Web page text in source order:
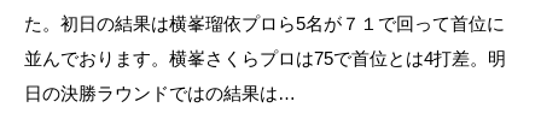
た。初日の結果は横峯瑠依プロら5名が７１で回って首位に
並んでおります。横峯さくらプロは75で首位とは4打差。明
日の決勝ラウンドではの結果は…